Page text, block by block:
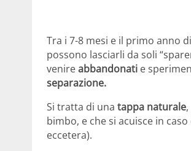
Tra i 7-8 mesi e il primo anno
possono lasciarli da soli
venireabbandonati e
separazione.
Si tratta di una tappa naturale
bimbo, e che si acuisce in
eccetera).